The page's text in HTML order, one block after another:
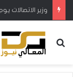
وزير الاتصالات يوجه بمنح 7 أيام لتجديد
بحث عن